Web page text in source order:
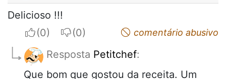
Delicioso !!!
I apreciateI do not appreciatecomentário abusivo
Resposta Petitchef:
Que bom que gostou da receita. Um